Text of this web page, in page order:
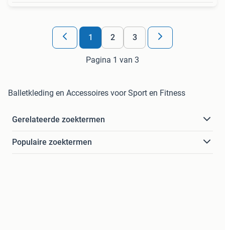
1 2 3
Pagina 1 van 3
Balletkleding en Accessoires voor Sport en Fitness
Gerelateerde zoektermen
Populaire zoektermen